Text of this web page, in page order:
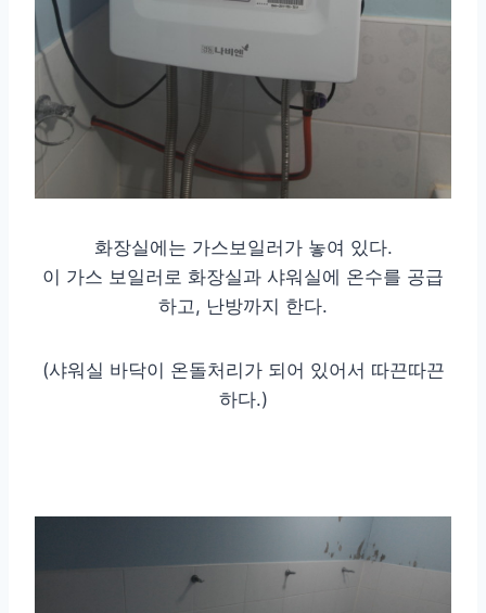
화장실에는 가스보일러가 놓여 있다.
이 가스 보일러로 화장실과 샤워실에 온수를 공급
하고, 난방까지 한다.
(샤워실 바닥이 온돌처리가 되어 있어서 따끈따끈
하다.)